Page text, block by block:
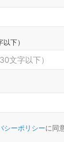
下）
シーポリシーに同